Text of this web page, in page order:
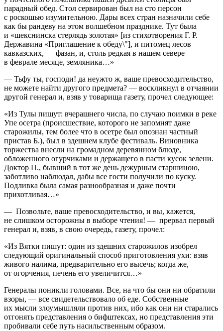
парадный обед. Стол сервирован был на сто персон
с роскошью изумительною. Дары всех стран назначили себе
как бы рандеву на этом волшебном празднике. Тут была
и «шекснинска стерлядь золотая» [из стихотворения Г. Р.
Державина «Приглашение к обеду\"], и питомец лесов
кавказских, — фазан, и, столь редкая в нашем севере
в феврале месяце, земляника…»
— Тьфу ты, господи! да неужто ж, ваше превосходительство,
не можете найти другого предмета? — воскликнул в отчаянии
другой генерал и, взяв у товарища газету, прочел следующее:
«Из Тулы пишут: вчерашнего числа, по случаю поимки в реке
Упе осетра (происшествие, которого не запомнят даже
старожилы, тем более что в осетре был опознан частный
пристав Б.), был в здешнем клубе фестиваль. Виновника
торжества внесли на громадном деревянном блюде,
обложенного огурчиками и держащего в пасти кусок зелени.
Доктор П., бывший в тот же день дежурным старшиною,
заботливо наблюдал, дабы все гости получили по куску.
Подливка была самая разнообразная и даже почти
прихотливая…»
— Позвольте, ваше превосходительство, и вы, кажется,
не слишком осторожны в выборе чтения! — прервал первый
генерал и, взяв, в свою очередь, газету, прочел:
«Из Вятки пишут: один из здешних старожилов изобрел
следующий оригинальный способ приготовления ухи: взяв
живого налима, предварительно его высечь; когда же,
от огорчения, печень его увеличится…»
Генералы поникли головами. Все, на что бы они ни обратили
взоры, — все свидетельствовало об еде. Собственные
их мысли злоумышляли против них, ибо как они ни старались
отгонять представления о бифштексах, но представления эти
пробивали себе путь насильственным образом.